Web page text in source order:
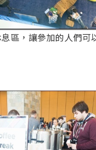
區，讓參加的人們可